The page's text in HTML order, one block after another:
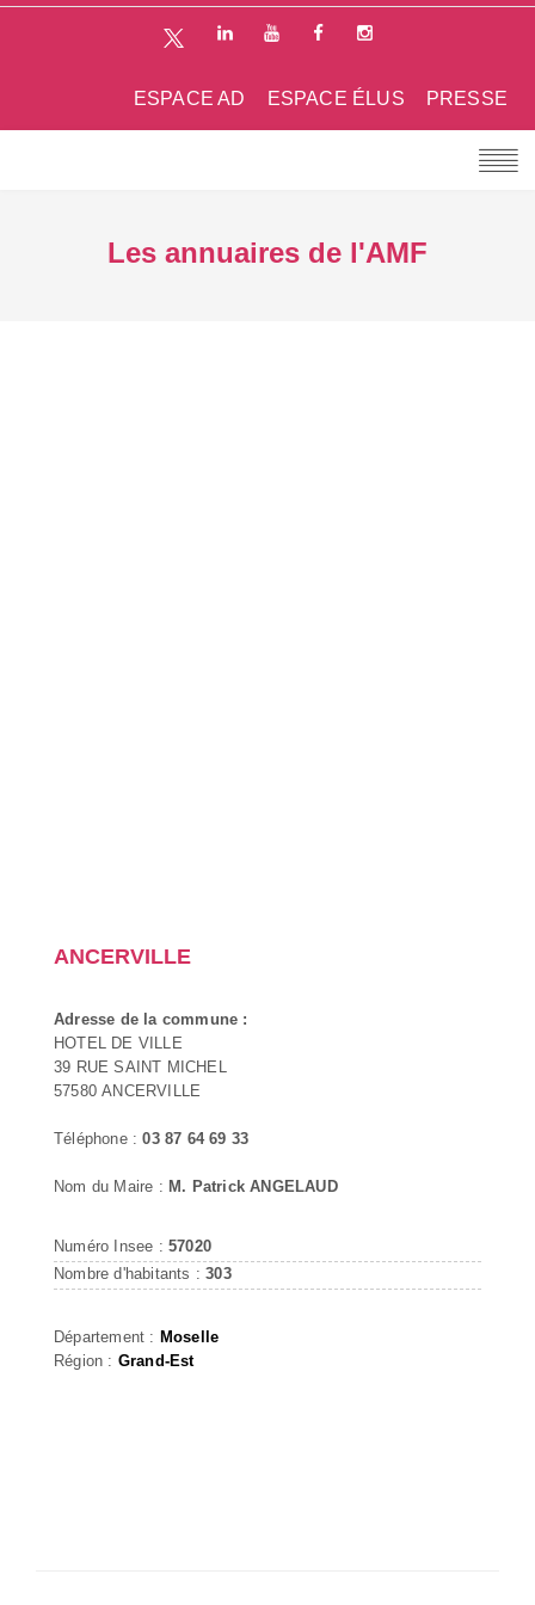
PRESSE
ESPACE ÉLUS
ESPACE AD
Les annuaires de l'AMF
ANCERVILLE
Adresse de la commune :
HOTEL DE VILLE
39 RUE SAINT MICHEL
57580 ANCERVILLE
Téléphone :03 87 64 69 33
Nom du Maire : M. Patrick ANGELAUD
Numéro Insee : 57020
Nombre d'habitants :303
Département : Moselle
Région : Grand-Est